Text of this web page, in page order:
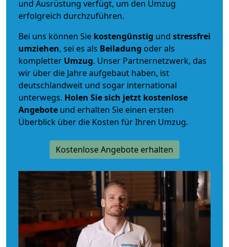
und Ausrüstung verfügt, um den Umzug
erfolgreich durchzuführen.
Bei uns können Sie kostengünstig und stressfrei
umziehen, sei es als Beiladung oder als
kompletter Umzug. Unser Partnernetzwerk, das
wir über die Jahre aufgebaut haben, ist
deutschlandweit und sogar international
unterwegs. Holen Sie sich jetzt kostenlose
Angebote und erhalten Sie einen ersten
Überblick über die Kosten für Ihren Umzug.
Kostenlose Angebote erhalten